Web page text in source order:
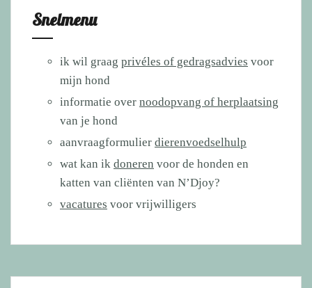
Snelmenu
ik wil graag privéles of gedragsadvies voor
mijn hond
informatie over noodopvang of herplaatsing
van je hond
aanvraagformulier dierenvoedselhulp
wat kan ik doneren voor de honden en
katten van cliënten van N’Djoy?
vacatures voor vrijwilligers